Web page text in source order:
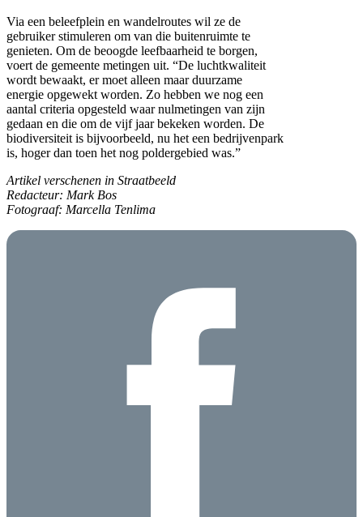
Via een beleefplein en wandelroutes wil ze de
gebruiker stimuleren om van die buitenruimte te
genieten. Om de beoogde leefbaarheid te borgen,
voert de gemeente metingen uit. “De luchtkwaliteit
wordt bewaakt, er moet alleen maar duurzame
energie opgewekt worden. Zo hebben we nog een
aantal criteria opgesteld waar nulmetingen van zijn
gedaan en die om de vijf jaar bekeken worden. De
biodiversiteit is bijvoorbeeld, nu het een bedrijvenpark
is, hoger dan toen het nog poldergebied was.”
Artikel verschenen in Straatbeeld
Redacteur: Mark Bos
Fotograaf: Marcella Tenlima